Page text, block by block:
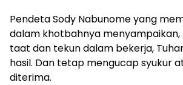
Pendeta Sody Nabunome yang
dalam khotbahnya
taat dan tekun dalam bekerja,
hasil. Dan tetap mengucap syukur
diterima.